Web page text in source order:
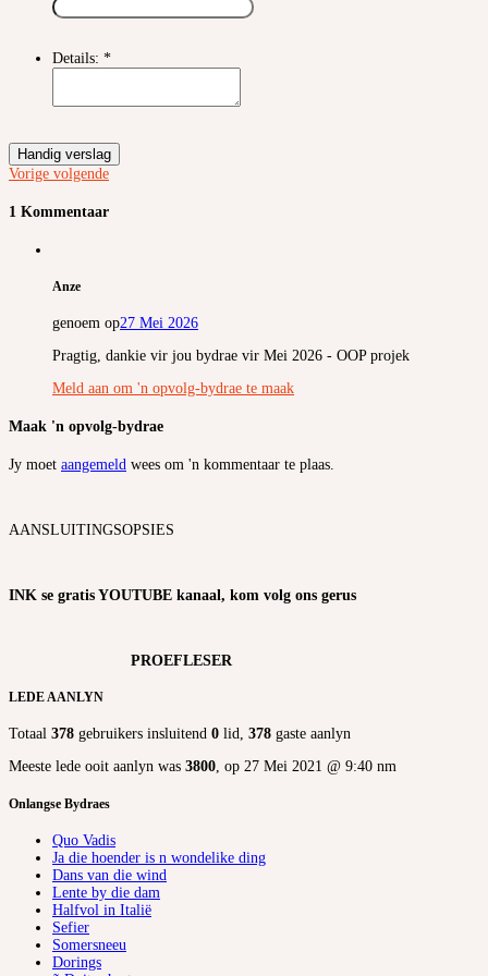
Details: *
Handig verslag
Vorige volgende
1 Kommentaar
Anze
genoem op27 Mei 2026
Pragtig, dankie vir jou bydrae vir Mei 2026 - OOP projek
Meld aan om 'n opvolg-bydrae te maak
Maak 'n opvolg-bydrae
Jy moet aangemeld wees om 'n kommentaar te plaas.
AANSLUITINGSOPSIES
INK se gratis YOUTUBE kanaal, kom volg ons gerus
PROEFLESER
LEDE AANLYN
Totaal 378 gebruikers insluitend 0 lid, 378 gaste aanlyn
Meeste lede ooit aanlyn was 3800, op 27 Mei 2021 @ 9:40 nm
Onlangse Bydraes
Quo Vadis
Ja die hoender is n wondelike ding
Dans van die wind
Lente by die dam
Halfvol in Italië
Sefier
Somersneeu
Dorings